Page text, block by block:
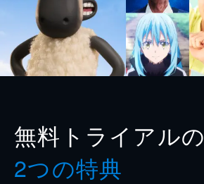
無料トライアルの
2つの特典